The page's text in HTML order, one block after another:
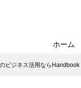
ホーム
ビジネス活用ならHandbook